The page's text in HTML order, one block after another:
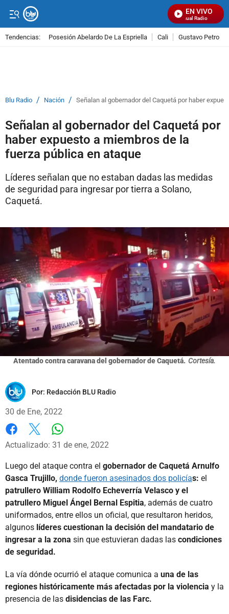
EN VIVO
Señal Visual Radio
Tendencias: Posesión Abelardo De La Espriella Cali Gustavo Petro
Blu Radio / Nación / Señalan al gobernador del Caquetá por haber
Señalan al gobernador del Caquetá por
haber expuesto a miembros de la
fuerza pública en ataque
Líderes señalan que no estaban dadas las medidas
de seguridad para ingresar por tierra a Solano,
Caquetá.
Atentado contra caravana del gobernador de Caquetá. Cortesía.
Por: Redacción BLU Radio
30 de Ene, 2022
Facebook
X
Actualizado: 31 de ene, 2022
Luego del ataque contra el gobernador de Caquetá Arnulfo
Gasca Trujillo, donde fueron asesinados dos policías: el
patrullero William Rodolfo Echeverría Velasco y el
patrullero Miguel Ángel Bernal Espitia, además de cuatro
uniformados, entre ellos un oficial, que resultaron heridos,
algunos líderes cuestionan la decisión del mandatario de
ingresar a la zona sin que estuvieran dadas las condiciones
de seguridad.
La vía dónde ocurrió el ataque comunica a una de las
regiones históricamente más afectadas por la violencia y la
presencia de las disidencias de las Farc.